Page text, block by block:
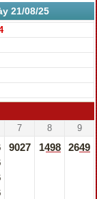
21/08/25
7 8 9
9027 1498 2649